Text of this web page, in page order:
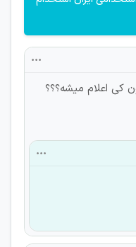
کی اعلام میشه؟؟؟